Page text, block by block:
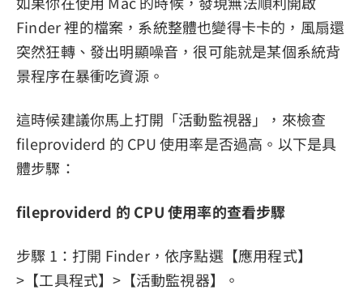
Finder 裡的檔案，系統整體也變得卡卡的，風扇還
突然狂轉、發出明顯噪音，很可能就是某個系統背
景程序在暴衝吃資源。
這時候建議你馬上打開「活動監視器」，來檢查
fileproviderd 的 CPU 使用率是否過高。以下是具
體步驟：
fileproviderd 的 CPU 使用率的查看步驟
步驟 1：打開 Finder，依序點選【應用程式】
>【工具程式】>【活動監視器】。